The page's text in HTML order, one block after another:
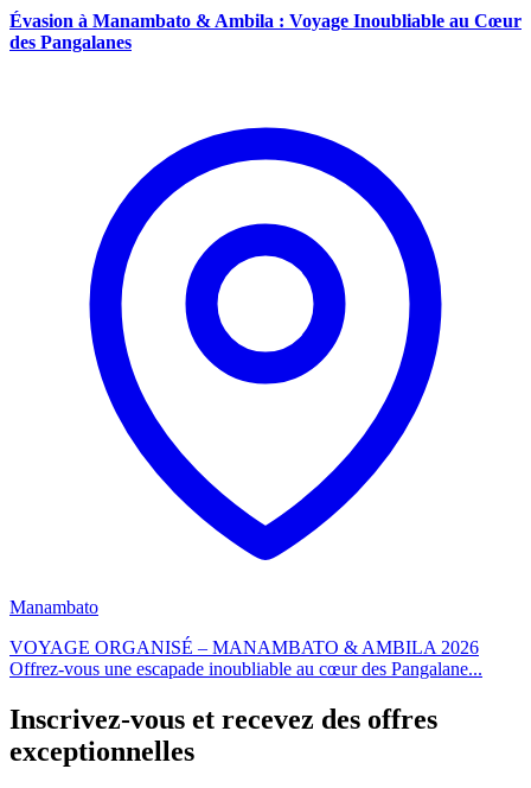
Évasion à Manambato & Ambila : Voyage Inoubliable au Cœur
des Pangalanes
Manambato
VOYAGE ORGANISÉ – MANAMBATO & AMBILA 2026
Offrez-vous une escapade inoubliable au cœur des Pangalane...
Inscrivez-vous et recevez des offres
exceptionnelles